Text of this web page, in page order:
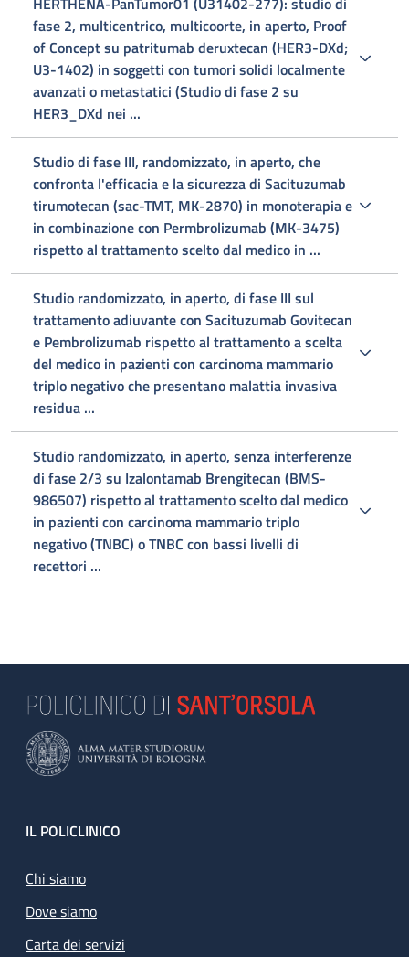
fase 2, multicentrico, multicoorte, in aperto, Proof
of Concept su patritumab deruxtecan (HER3-DXd;
U3-1402) in soggetti con tumori solidi localmente
avanzati o metastatici (Studio di fase 2 su
HER3_DXd nei ...
Studio di fase III, randomizzato, in aperto, che
confronta l'efficacia e la sicurezza di Sacituzumab
tirumotecan (sac-TMT, MK-2870) in monoterapia e
in combinazione con Permbrolizumab (MK-3475)
rispetto al trattamento scelto dal medico in ...
Studio randomizzato, in aperto, di fase III sul
trattamento adiuvante con Sacituzumab Govitecan
e Pembrolizumab rispetto al trattamento a scelta
del medico in pazienti con carcinoma mammario
triplo negativo che presentano malattia invasiva
residua ...
Studio randomizzato, in aperto, senza interferenze
di fase 2/3 su Izalontamab Brengitecan (BMS-
986507) rispetto al trattamento scelto dal medico
in pazienti con carcinoma mammario triplo
negativo (TNBC) o TNBC con bassi livelli di
recettori ...
Footer
IL POLICLINICO
Chi siamo
Dove siamo
Carta dei servizi